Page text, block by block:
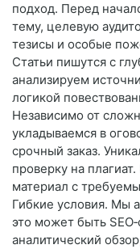
подход. Перед
тему, целевую
тезисы и особые
Статьи пишутся с
анализируем
логикой
Независимо от
укладываемся в
срочный заказ.
проверку на
материал с
Гибкие условия. Мы
это может быть
аналитический